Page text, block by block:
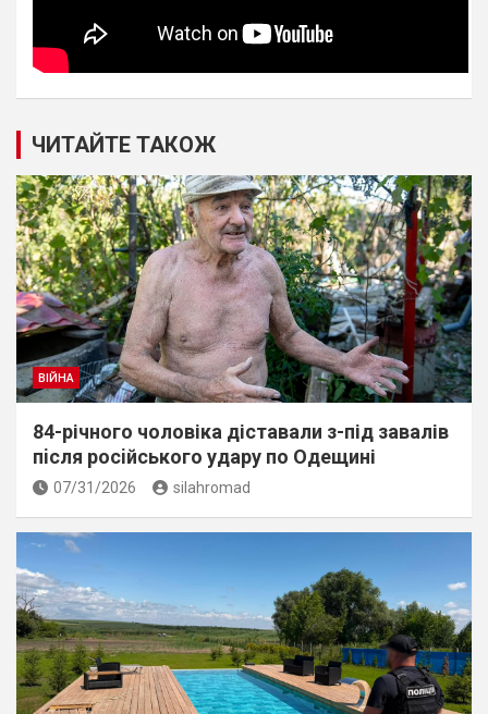
ЧИТАЙТЕ ТАКОЖ
ВІЙНА
84-річного чоловіка діставали з-під завалів
пiсля росiйського удару по Одещині
07/31/2026 silahromad